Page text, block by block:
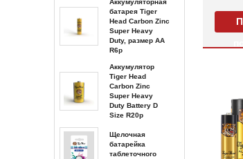
Аккумуляторная
батарея Tiger
Head Carbon Zinc
Super Heavy
Duty, размер AA
R6p
Аккумулятор
Tiger Head
Carbon Zinc
Super Heavy
Duty Battery D
Size R20p
Щелочная
батарейка
таблеточного